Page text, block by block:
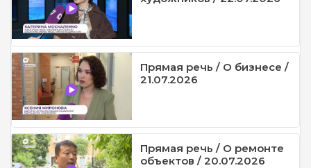
Прямая речь / О бизнесе /
21.07.2026
Прямая речь / О ремонте
объектов / 20.07.2026